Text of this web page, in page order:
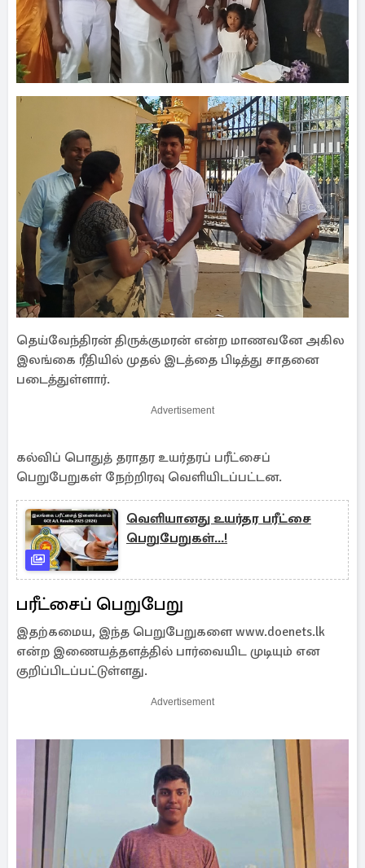
தெய்வேந்திரன் திருக்குமரன் என்ற மாணவனே அகில
இலங்கை ரீதியில் முதல் இடத்தை பிடித்து சாதனை
படைத்துள்ளார்.
Advertisement
கல்விப் பொதுத் தராதர உயர்தரப் பரீட்சைப்
பெறுபேறுகள் நேற்றிரவு வெளியிடப்பட்டன.
வெளியானது உயர்தர பரீட்சை
பெறுபேறுகள்...!
பரீட்சைப் பெறுபேறு
இதற்கமைய, இந்த பெறுபேறுகளை www.doenets.lk
என்ற இணையத்தளத்தில் பார்வையிட முடியும் என
குறிப்பிடப்பட்டுள்ளது.
Advertisement